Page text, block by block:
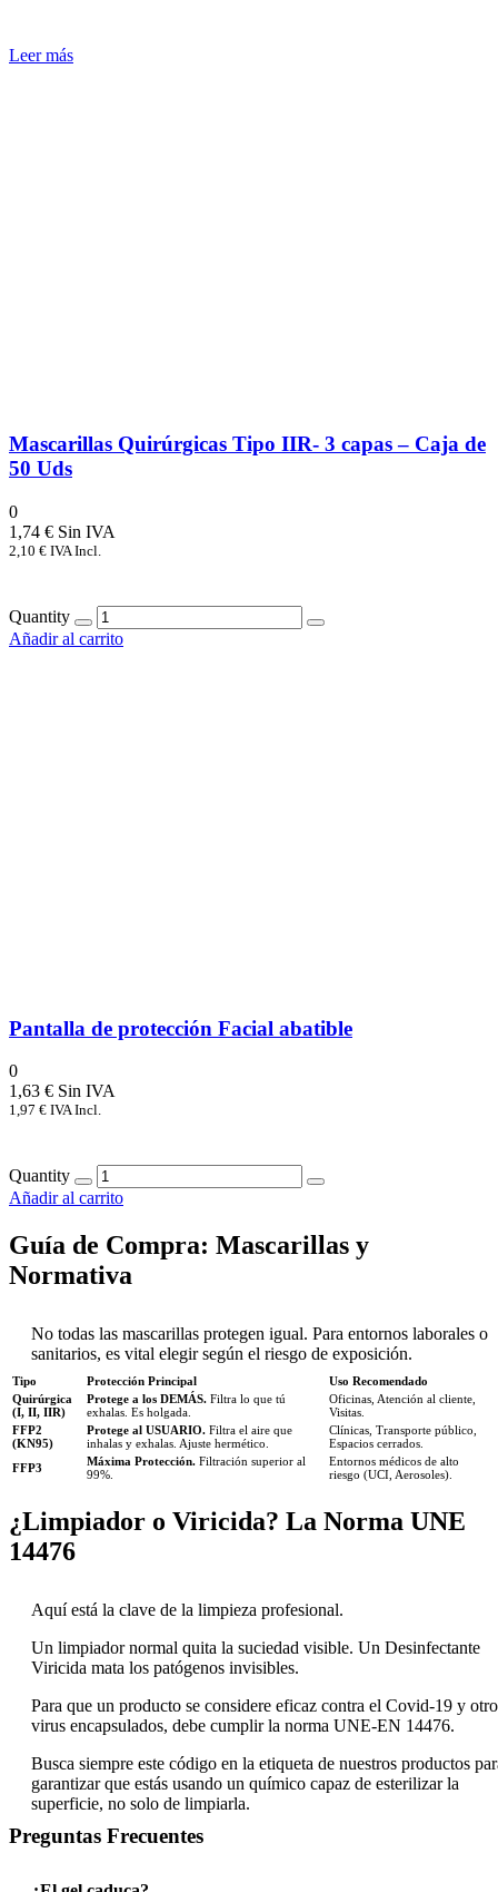
Leer más
Mascarillas Quirúrgicas Tipo IIR- 3 capas – Caja de
50 Uds
0
1,74 €
2,10 € IVA Incl.
Quantity
Añadir al carrito
Pantalla de protección Facial abatible
0
1,63 €
1,97 € IVA Incl.
Quantity
Añadir al carrito
Guía de Compra: Mascarillas y
Normativa
No todas las mascarillas protegen igual. Para entornos laborales o
sanitarios, es vital elegir según el riesgo de exposición.
Tipo Protección Principal
Uso Recomendado
Quirúrgica
(I, II, IIR)
Protege a los DEMÁS. Filtra lo que tú
exhalas. Es holgada.
Oficinas, Atención al cliente,
Visitas.
FFP2
(KN95)
Protege al USUARIO. Filtra el aire que
inhalas y exhalas. Ajuste hermético.
Clínicas, Transporte público,
Espacios cerrados.
FFP3
Máxima Protección. Filtración superior al
99%.
Entornos médicos de alto
riesgo (UCI, Aerosoles).
¿Limpiador o Viricida? La Norma UNE
14476
Aquí está la clave de la limpieza profesional.
Un limpiador normal quita la suciedad visible. Un Desinfectante
Viricida mata los patógenos invisibles.
Para que un producto se considere eficaz contra el Covid-19 y
virus encapsulados, debe cumplir la norma UNE-EN 14476.
Busca siempre este código en la etiqueta de nuestros productos
garantizar que estás usando un químico capaz de esterilizar la
superficie, no solo de limpiarla.
Preguntas Frecuentes